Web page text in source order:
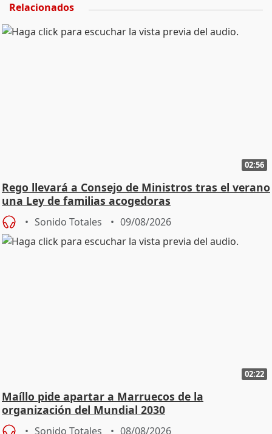
Relacionados
02:56
Rego llevará a Consejo de Ministros tras el verano
una Ley de familias acogedoras
Sonido Totales 09/08/2026
02:22
Maíllo pide apartar a Marruecos de la
organización del Mundial 2030
Sonido Totales 08/08/2026